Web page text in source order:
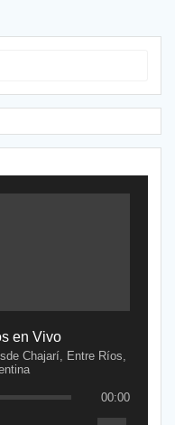
en Vivo
Chajarí, Entre Ríos,
00:00